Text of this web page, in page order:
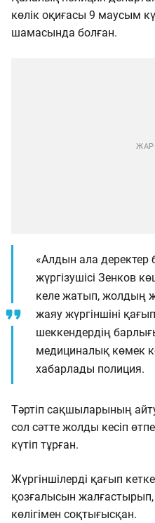
көлік оқиғасы 9 маусым
шамасында болған.
«Алдын ала деректер
жүргізушісі Зенков
келе жатып, жолдың
жаяу жүргіншіні
шеккендердің
медициналық көмек
хабарлады полиция.
Тәртіп сақшыларының
сол сәтте жолды кесіп
күтіп тұрған.
Жүргіншілерді қағып
қозғалысын жалғастырып,
көлігімен соқтығысқан.